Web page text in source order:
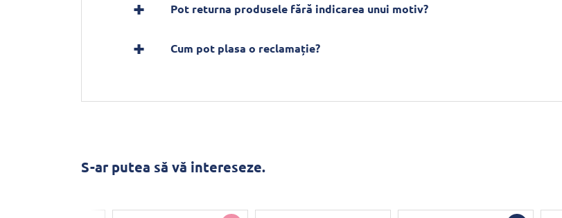
Pot returna produsele fără indicarea unui motiv?
Cum pot plasa o reclamație?
S-ar putea să vă intereseze.